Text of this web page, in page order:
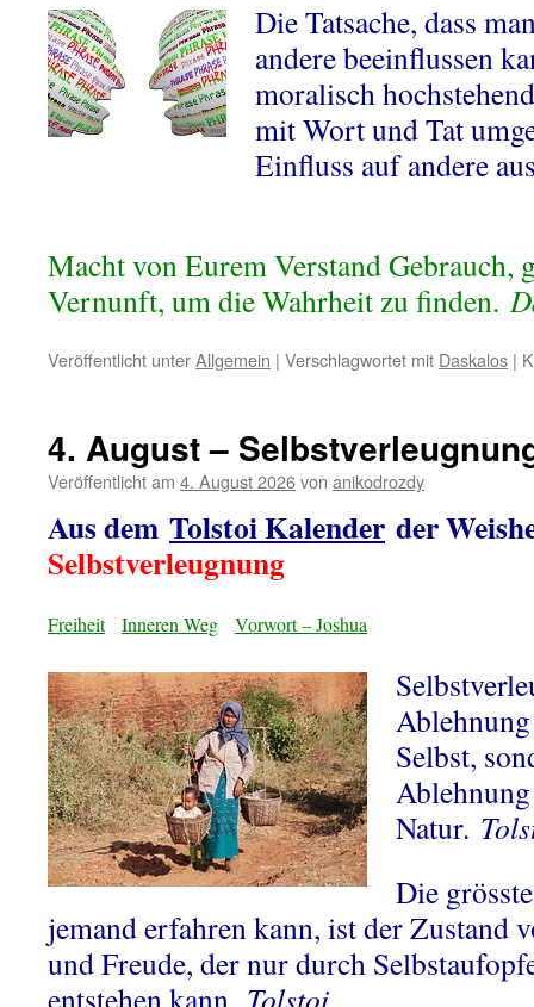
Die Tatsache, dass
andere beeinflussen
moralisch
mit Wort und Tat
Einfluss auf andere
Macht von Eurem Verstand Gebrauch,
Vernunft, um die Wahrheit zu finden.
Veröffentlicht unterAllgemein | Verschlagwortet mit Daskalos |
4. August –
Veröffentlicht am 4. August 2026von anikodrozdy
Aus dem Tolstoi Kalender der
Selbstverleugnung
Freiheit Inneren Weg Vorwort – Joshua
Ablehnung
Selbst,
Natur.
Die
jemand erfahren kann, ist der Zustand
und Freude, der nur durch
entstehen kann. Tolstoi